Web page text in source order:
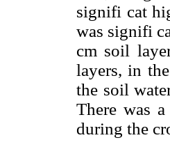
signifi cat
was signifi
cm soil
layers, in
the soil
There was
during the